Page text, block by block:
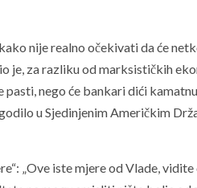
nije realno očekivati da će
je, za razliku od marksističkih
nego će bankari dići
u Sjedinjenim Američkim
„Ove iste mjere od Vlade,